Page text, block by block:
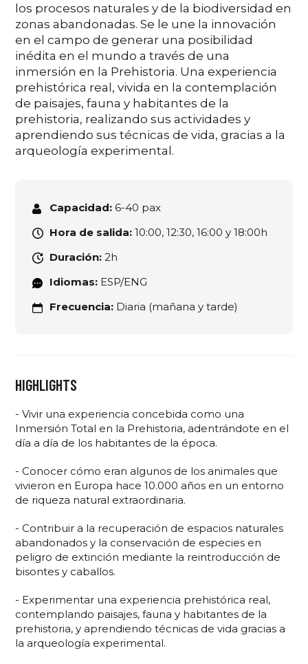
los procesos naturales y de la biodiversidad en
zonas abandonadas. Se le une la innovación
en el campo de generar una posibilidad
inédita en el mundo a través de una
inmersión en la Prehistoria. Una experiencia
prehistórica real, vivida en la contemplación
de paisajes, fauna y habitantes de la
prehistoria, realizando sus actividades y
aprendiendo sus técnicas de vida, gracias a la
arqueología experimental.
Capacidad: 6-40 pax
Hora de salida:10:00, 12:30, 16:00 y 18:00h
Duración:2h
Idiomas: ESP/ENG
Frecuencia: Diaria (mañana y tarde)
HIGHLIGHTS
- Vivir una experiencia concebida como una
Inmersión Total en la Prehistoria, adentrándote en el
día a día de los habitantes de la época.
- Conocer cómo eran algunos de los animales que
vivieron en Europa hace 10.000 años en un entorno
de riqueza natural extraordinaria.
- Contribuir a la recuperación de espacios naturales
abandonados y la conservación de especies en
peligro de extinción mediante la reintroducción de
bisontes y caballos.
- Experimentar una experiencia prehistórica real,
contemplando paisajes, fauna y habitantes de la
prehistoria, y aprendiendo técnicas de vida gracias a
la arqueología experimental.